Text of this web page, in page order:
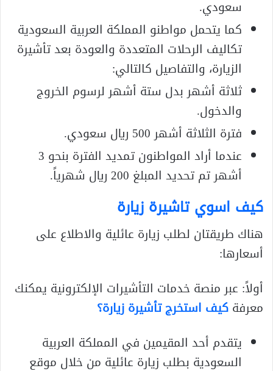
سعودي.
كما يتحمل مواطنو المملكة العربية السعودية
تكاليف الرحلات المتعددة والعودة بعد تأشيرة
الزيارة، والتفاصيل كالتالي:
ثلاثة أشهر بدل ستة أشهر لرسوم الخروج
والدخول.
فترة الثلاثة أشهر 500 ريال سعودي.
عندما أراد المواطنون تمديد الفترة بنحو 3
أشهر تم تحديد المبلغ 200 ريال شهرياً.
كيف اسوي تاشيرة زيارة
هناك طريقتان لطلب زيارة عائلية والاطلاع على
أسعارها:
أولاً: عبر منصة خدمات التأشيرات الإلكترونية يمكنك
معرفةكيف استخرج تأشيرة زيارة؟
يتقدم أحد المقيمين في المملكة العربية
السعودية بطلب زيارة عائلية من خلال موقع